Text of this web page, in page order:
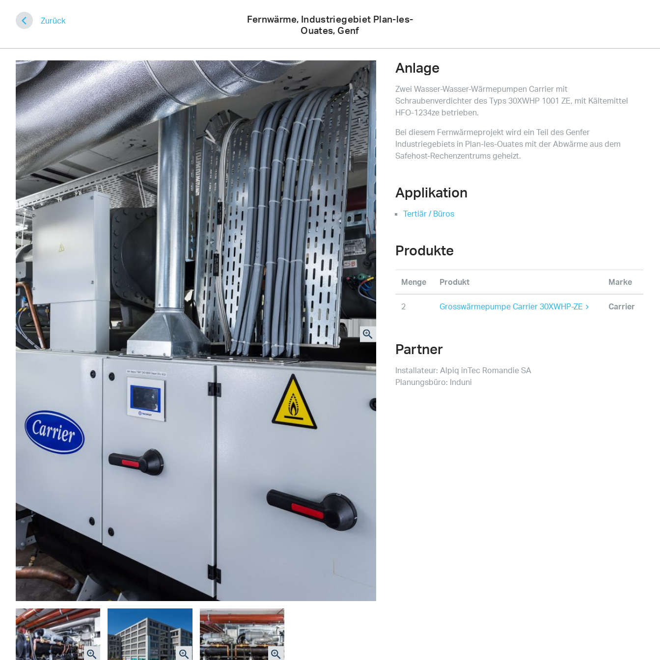
Zurück
Meier
Tobler
Fernwärme, Industriegebiet Plan-les-
Ouates, Genf
Anlage
Zwei Wasser-Wasser-Wärmepumpen Carrier mit
Schraubenverdichter des Typs 30XWHP 1001 ZE, mit Kältemittel
HFO-1234ze betrieben.
Bei diesem Fernwärmeprojekt wird ein Teil des Genfer
Industriegebiets in Plan-les-Ouates mit der Abwärme aus dem
Safehost-Rechenzentrums geheizt.
Applikation
Tertiär / Büros
Produkte
Menge Produkt Marke
2 Grosswärmepumpe Carrier 30XWHP-ZE Carrier
Partner
Installateur: Alpiq inTec Romandie SA
Planungsbüro: Induni